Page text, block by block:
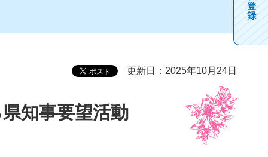
更新日：2025年10月24日
知事要望活動